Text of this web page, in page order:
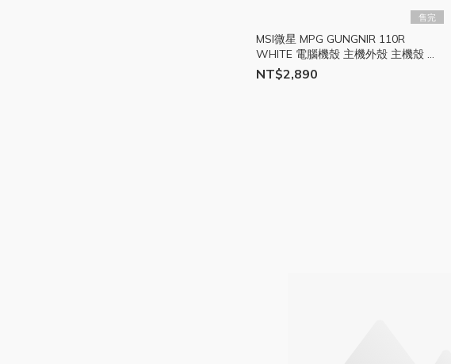
售完
MSI微星 MPG GUNGNIR 110R
WHITE 電腦機殼 主機外殼 主機殼 電
競 桌機 風扇 MSI257
NT$2,890